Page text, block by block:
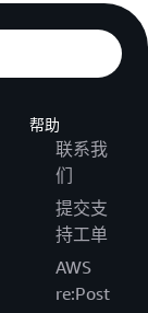
帮助
联系我
们
提交支
持工单
AWS
re:Post